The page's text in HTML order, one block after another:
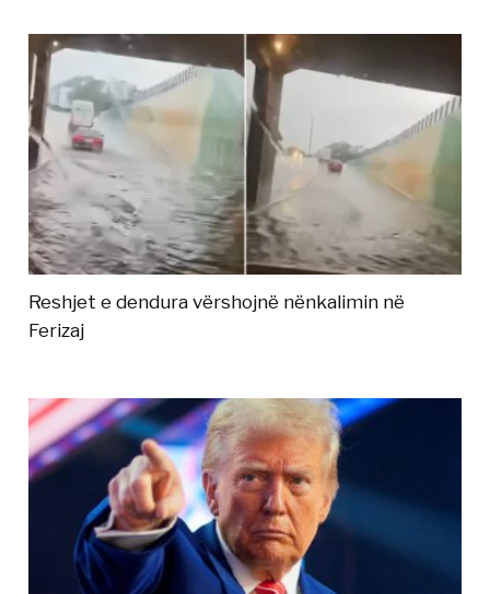
Reshjet e dendura vërshojnë nënkalimin në
Ferizaj